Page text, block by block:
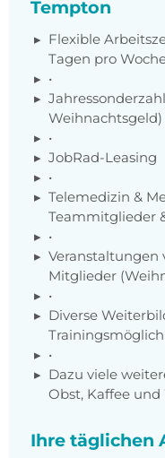
Tempton
Flexible
Tagen pro
•
Weihnachtsgeld)
•
JobRad-Leasing
•
Telemedizin &
Teammitglieder
•
Veranstaltungen
Mitglieder
•
Diverse
•
Dazu viele
Obst, Kaffee und
Ihre täglichen